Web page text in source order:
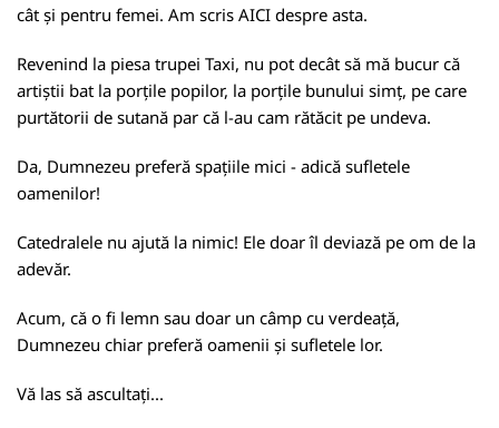
cât și pentru femei. Am scris AICI despre asta.
Revenind la piesa trupei Taxi, nu pot decât să mă bucur că
artiștii bat la porțile popilor, la porțile bunului simț, pe care
purtătorii de sutană par că l-au cam rătăcit pe undeva.
Da, Dumnezeu preferă spațiile mici - adică sufletele
oamenilor!
Catedralele nu ajută la nimic! Ele doar îl deviază pe om de la
adevăr.
Acum, că o fi lemn sau doar un câmp cu verdeață,
Dumnezeu chiar preferă oamenii și sufletele lor.
Vă las să ascultați...